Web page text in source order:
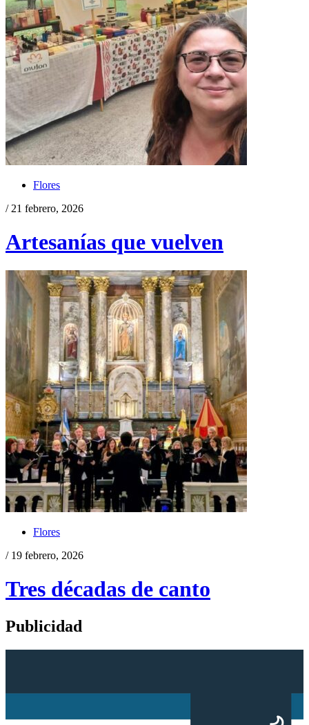
Flores
/ 21 febrero, 2026
Artesanías que vuelven
Flores
/ 19 febrero, 2026
Tres décadas de canto
Publicidad